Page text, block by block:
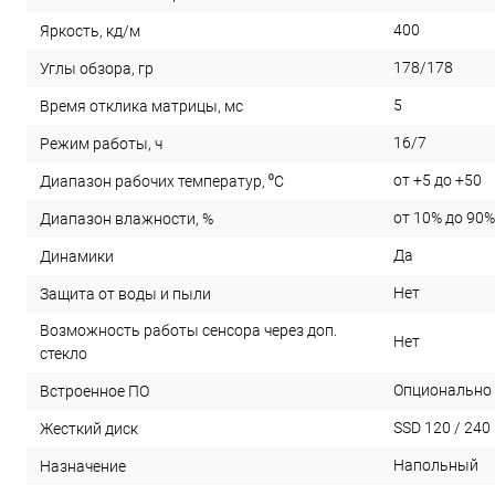
Яркость, кд/м 400
Углы обзора, гр 178/178
Время отклика матрицы, мс 5
Режим работы, ч 16/7
Диапазон рабочих температур, ⁰С от +5 до +50
Диапазон влажности, % от 10% до 90%
Динамики Да
Защита от воды и пыли Нет
Возможность работы сенсора через доп.
стекло
Нет
Встроенное ПО Опционально
Жесткий диск SSD 120 / 240
Назначение Напольный